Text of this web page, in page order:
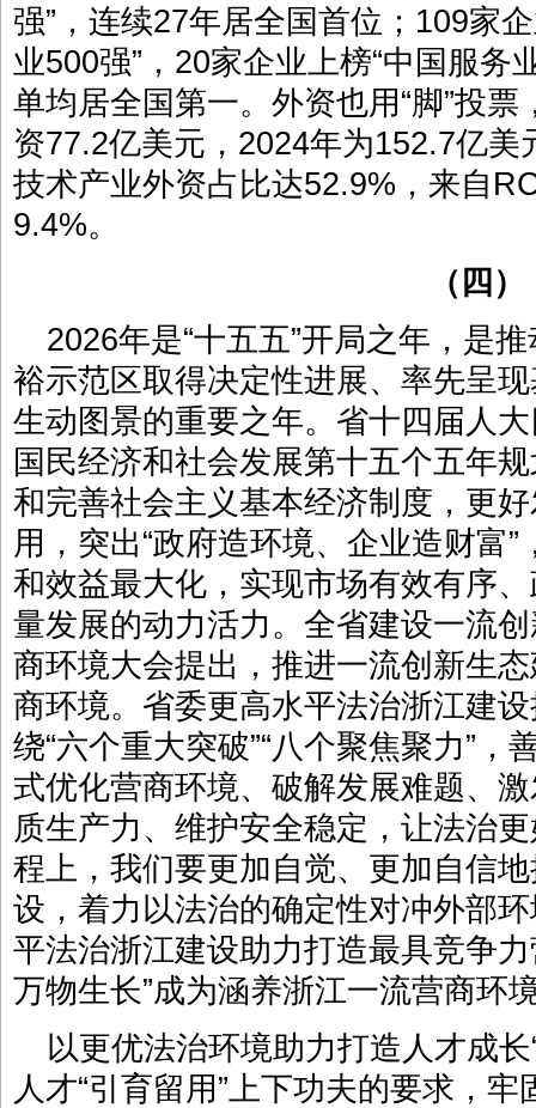
强”，连续27年居全国首位；109家
业500强”，20家企业上榜“中国服务
单均居全国第一。外资也用“脚”投
资77.2亿美元，2024年为152.7亿
技术产业外资占比达52.9%，来自
9.4%。
（四）
2026年是“十五五”开局之年，是
裕示范区取得决定性进展、率先呈
生动图景的重要之年。省十四届人
国民经济和社会发展第十五个五年
和完善社会主义基本经济制度，更
用，突出“政府造环境、企业造财富
和效益最大化，实现市场有效有序
量发展的动力活力。全省建设一流
商环境大会提出，推进一流创新生
商环境。省委更高水平法治浙江建
绕“六个重大突破”“八个聚焦聚力”
式优化营商环境、破解发展难题、
质生产力、维护安全稳定，让法治
程上，我们要更加自觉、更加自信
设，着力以法治的确定性对冲外部
平法治浙江建设助力打造最具竞争
万物生长”成为涵养浙江一流营商环
以更优法治环境助力打造人才成
人才“引育留用”上下功夫的要求，牢